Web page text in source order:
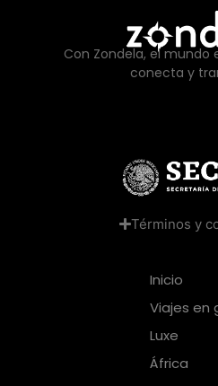
Con Zondela, el mundo
conecta y
Términos y
Inicio
Viajes en
Luxe
África